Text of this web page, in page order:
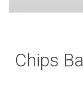
Chips